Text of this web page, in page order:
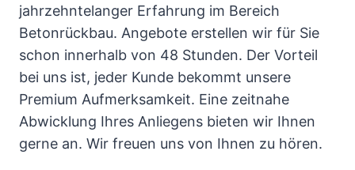
jahrzehntelanger Erfahrung im Bereich
Betonrückbau. Angebote erstellen wir für Sie
schon innerhalb von 48 Stunden. Der Vorteil
bei uns ist, jeder Kunde bekommt unsere
Premium Aufmerksamkeit. Eine zeitnahe
Abwicklung Ihres Anliegens bieten wir Ihnen
gerne an. Wir freuen uns von Ihnen zu hören.